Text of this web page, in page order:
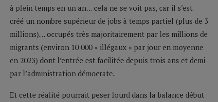
à plein temps en un an… cela ne se voit pas, car il s’est
créé un nombre supérieur de jobs à temps partiel (plus de 3
millions)… occupés très majoritairement par les millions de
migrants (environ 10 000 « illégaux » par jour en moyenne
en 2023) dont l’entrée est facilitée depuis trois ans et demi
par l’administration démocrate.
Et cette réalité pourrait peser lourd dans la balance début